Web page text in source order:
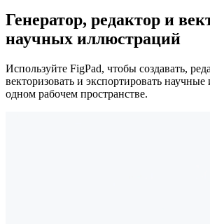
Генератор, редактор и
научных иллюстраций
Используйте FigPad, чтобы создавать,
векторизовать и экспортировать
одном рабочем пространстве.